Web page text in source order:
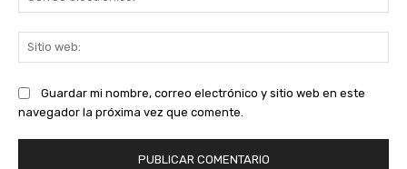
Guardar mi nombre, correo electrónico y sitio web en este
navegador la próxima vez que comente.